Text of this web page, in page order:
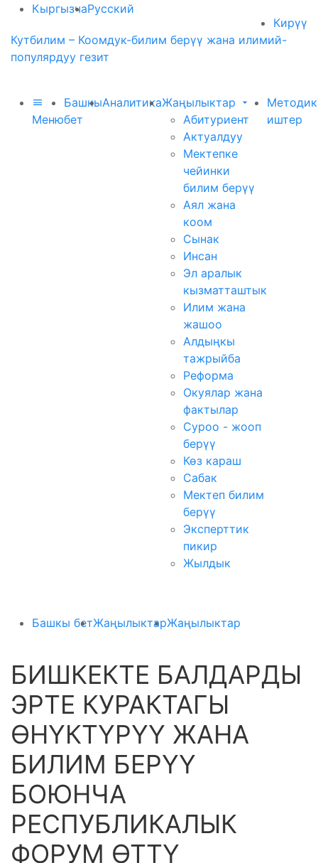
КыргызчаРусский
Кирүү
Кутбилим – Коомдук-билим берүү жана илимий-
популярдуу гезит
Меню
Башкы
бет
АналитикаЖаңылыктар
Абитуриент
Актуалдуу
Мектепке
чейинки
билим берүү
Аял жана
коом
Сынак
Инсан
Эл аралык
кызматташтык
Илим жана
жашоо
Алдыңкы
тажрыйба
Реформа
Окуялар жана
фактылар
Суроо - жооп
берүү
Көз караш
Сабак
Мектеп билим
берүү
Эксперттик
пикир
Жылдык
иштер
Башкы бетЖаңылыктарЖаңылыктар
БИШКЕКТЕ БАЛДАРДЫ
ЭРТЕ КУРАКТАГЫ
ӨНҮКТҮРҮҮ ЖАНА
БИЛИМ БЕРҮҮ
БОЮНЧА
РЕСПУБЛИКАЛЫК
ФОРУМ ӨТТҮ